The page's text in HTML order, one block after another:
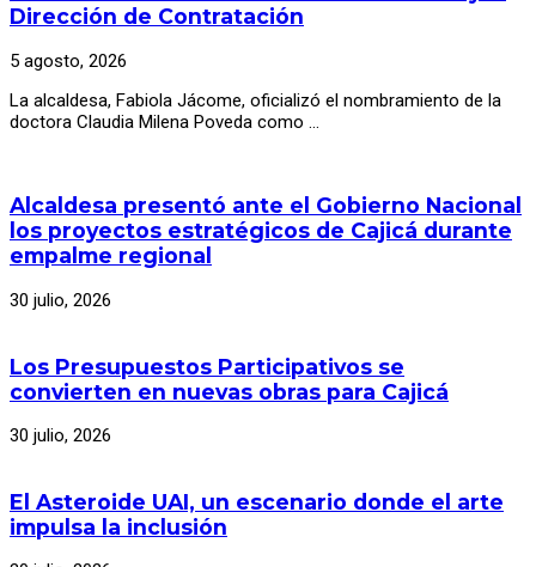
Dirección de Contratación
5 agosto, 2026
La alcaldesa, Fabiola Jácome, oficializó el nombramiento de la
doctora Claudia Milena Poveda como …
Alcaldesa presentó ante el Gobierno Nacional
los proyectos estratégicos de Cajicá durante
empalme regional
30 julio, 2026
Los Presupuestos Participativos se
convierten en nuevas obras para Cajicá
30 julio, 2026
El Asteroide UAI, un escenario donde el arte
impulsa la inclusión